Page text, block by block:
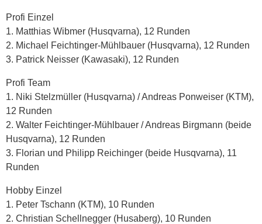
Profi Einzel
1. Matthias Wibmer (Husqvarna), 12 Runden
2. Michael Feichtinger-Mühlbauer (Husqvarna), 12 Runden
3. Patrick Neisser (Kawasaki), 12 Runden
Profi Team
1. Niki Stelzmüller (Husqvarna) / Andreas Ponweiser (KTM),
12 Runden
2. Walter Feichtinger-Mühlbauer / Andreas Birgmann (beide
Husqvarna), 12 Runden
3. Florian und Philipp Reichinger (beide Husqvarna), 11
Runden
Hobby Einzel
1. Peter Tschann (KTM), 10 Runden
2. Christian Schellnegger (Husaberg), 10 Runden